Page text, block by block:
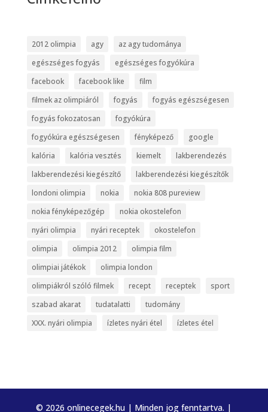
2012 olimpia agy
az agy tudománya
egészséges fogyás
egészséges fogyókúra
facebook
facebook like
film
filmek az olimpiáról
fogyás
fogyás egészségesen
fogyás fokozatosan
fogyókúra
fogyókúra egészségesen
fényképező
google
kalória
kalória vesztés kiemelt
lakberendezés
lakberendezési kiegészítő
lakberendezési kiegészítők
londoni olimpia
nokia
nokia 808 pureview
nokia fényképezőgép
nokia okostelefon
nyári olimpia
nyári receptek
okostelefon
olimpia
olimpia 2012
olimpia film
olimpiai játékok
olimpia london
olimpiákról szóló filmek
recept receptek
sport
szabad akarat
tudatalatti
tudomány
XXX. nyári olimpia
ízletes nyári étel ízletes étel
© 2026 onlinecegek.hu | Minden jog fenntartva. |